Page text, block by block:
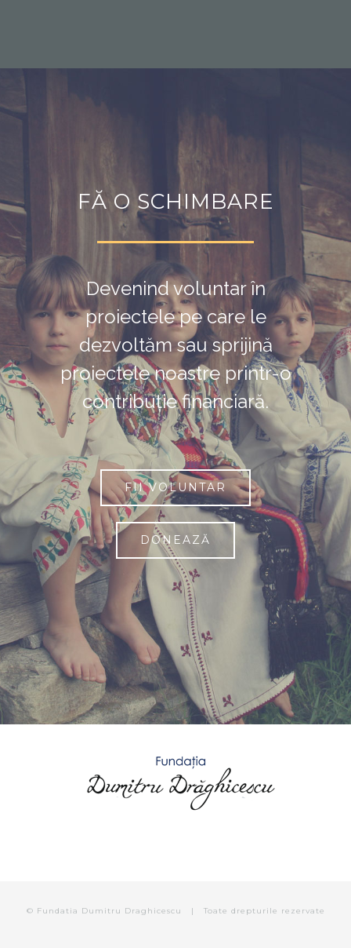
FĂ O SCHIMBARE
Devenind voluntar în
proiectele pe care le
dezvoltăm sau sprijină
proiectele noastre printr-o
contribuție financiară.
FII VOLUNTAR
DONEAZĂ
© Fundatia Dumitru Draghicescu | Toate drepturile rezervate